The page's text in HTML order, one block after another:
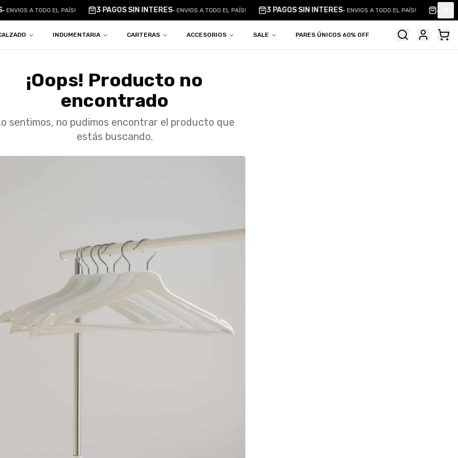
ENVIOS A TODO EL PAÍS! 3 PAGOS SIN INTERES•ENVIOS A TODO EL PAÍS! 3 PAGOS SIN INTERES•ENVIOS A TODO EL PAÍS! 3
INDUMENTARIA CARTERAS ACCESORIOS SALE PARES ÚNICOS 60% OFF
¡Oops! Producto no
encontrado
sentimos, no pudimos encontrar el producto que
estás buscando.